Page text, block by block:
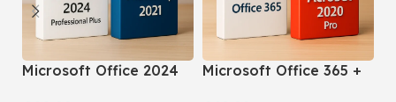
Microsoft Office 2024
Microsoft Office 365 +